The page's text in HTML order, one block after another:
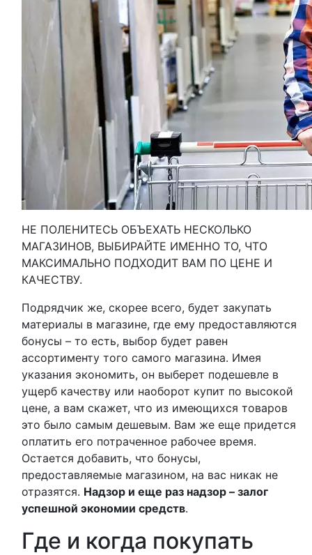
НЕ ПОЛЕНИТЕСЬ ОБЪЕХАТЬ НЕСКОЛЬКО
МАГАЗИНОВ, ВЫБИРАЙТЕ ИМЕННО ТО, ЧТО
МАКСИМАЛЬНО ПОДХОДИТ ВАМ ПО ЦЕНЕ И
КАЧЕСТВУ.
Подрядчик же, скорее всего, будет закупать
материалы в магазине, где ему предоставляются
бонусы – то есть, выбор будет равен
ассортименту того самого магазина. Имея
указания экономить, он выберет подешевле в
ущерб качеству или наоборот купит по высокой
цене, а вам скажет, что из имеющихся товаров
это было самым дешевым. Вам же еще придется
оплатить его потраченное рабочее время.
Остается добавить, что бонусы,
предоставляемые магазином, на вас никак не
отразятся. Надзор и еще раз надзор – залог
успешной экономии средств.
Где и когда покупать